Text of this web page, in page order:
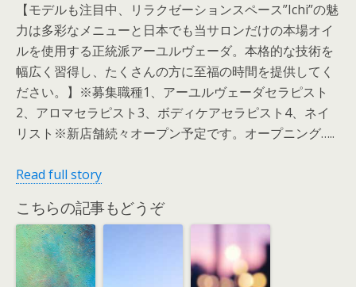
【モデルも注目中、リラクゼーションスペース”Ichi”の魅
力は多彩なメニューと日本でも当サロンだけの本場オイ
ルを使用する正統派アーユルヴェーダ。本格的な技術を
幅広く習得し、たくさんの方に至福の時間を提供してく
ださい。】※募集職種1、アーユルヴェーダセラピスト
2、アロマセラピスト3、ボディケアセラピスト4、ネイ
リスト※新店舗続々オープン予定です。オープニング…..
Read full story
こちらの記事もどうぞ